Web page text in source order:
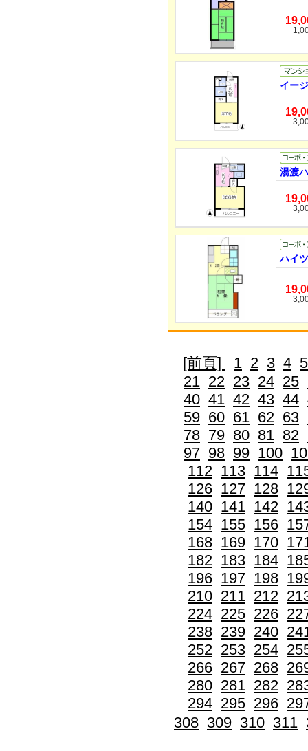
イー
湯渡
ハイ
[前頁] 1 2 3 4 5
21 22 23 24 25
40 41 42 43 44
59 60 61 62 63
78 79 80 81 82
97 98 99 100
112 113 114
126 127 128
140 141 142
154 155 156
168 169 170
182 183 184
196 197 198
210 211 212
224 225 226
238 239 240
252 253 254
266 267 268
280 281 282
294 295 296
308 309 310 311